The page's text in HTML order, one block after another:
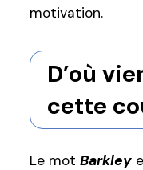
motivation.
D’où
cette
Le mot Barkley